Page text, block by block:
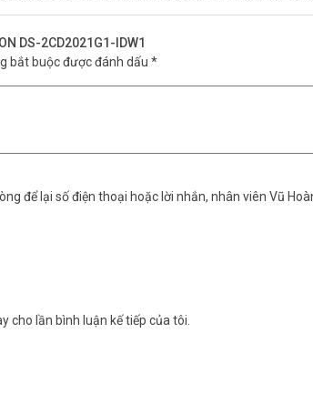
DS-2CD2021G1-IDW1
bắt buộc được đánh dấu *
để lại số điện thoại hoặc lời nhắn, nhân viên Vũ
cho lần bình luận kế tiếp của tôi.